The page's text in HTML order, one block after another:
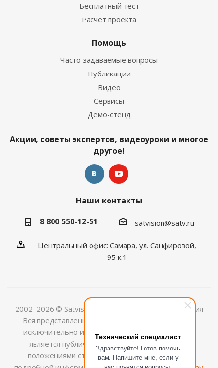
Технический специалист
Здравствуйте! Готов помочь
вам. Напишите мне, если у
Бесплатный тест
Расчет проекта
Помощь
Часто задаваемые вопросы
Публикации
Видео
Сервисы
Демо-стенд
Акции, советы экспертов, видеоуроки и многое
другое!
Наши контакты
8 800 550-12-51
satvision@satv.ru
Центральный офис: Самара, ул. Санфировой,
95 к.1
2002–2026 © Satvision — системы видеонаблюдения
Вся представленная на сайте информация носит
исключительно информационный характер и не
является публичной офертой, определяемой
положениями ст.437 (2) ГК РФ. Для получения